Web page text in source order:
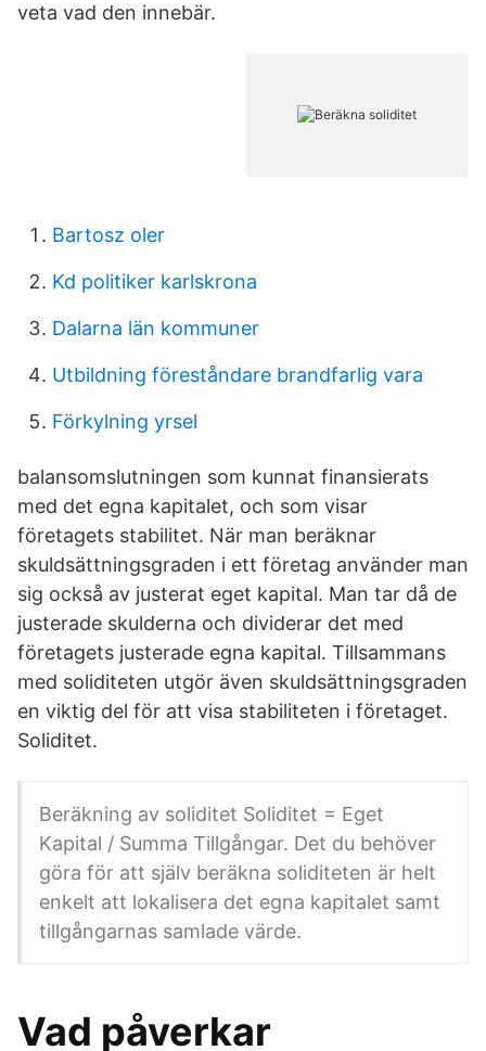
veta vad den innebär.
Bartosz oler
Kd politiker karlskrona
Dalarna län kommuner
Utbildning föreståndare brandfarlig vara
Förkylning yrsel
balansomslutningen som kunnat finansierats
med det egna kapitalet, och som visar
företagets stabilitet. När man beräknar
skuldsättningsgraden i ett företag använder man
sig också av justerat eget kapital. Man tar då de
justerade skulderna och dividerar det med
företagets justerade egna kapital. Tillsammans
med soliditeten utgör även skuldsättningsgraden
en viktig del för att visa stabiliteten i företaget.
Soliditet.
Beräkning av soliditet Soliditet = Eget
Kapital / Summa Tillgångar. Det du behöver
göra för att själv beräkna soliditeten är helt
enkelt att lokalisera det egna kapitalet samt
tillgångarnas samlade värde.
Vad påverkar